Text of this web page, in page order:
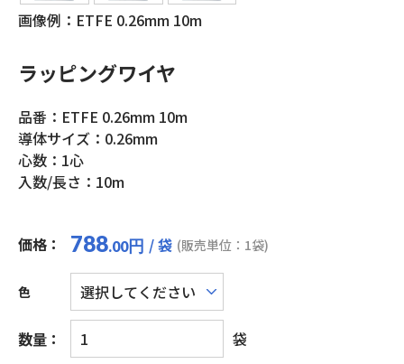
画像例：ETFE 0.26mm 10m
ラッピングワイヤ
品番：ETFE 0.26mm 10m
導体サイズ：0.26mm
心数：1心
入数/長さ：10m
価格： 788.00円 / 袋 (販売単位：1袋)
色
数量：
ラ
ッ
袋